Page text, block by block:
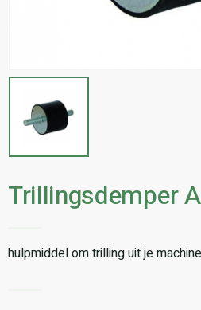
Trillingsdemper
hulpmiddel om trilling uit je